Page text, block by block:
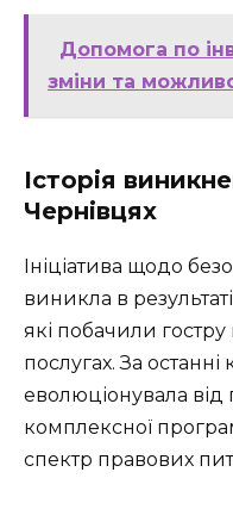
Допомога по
зміни та
Історія
Чернівцях
Ініціатива щодо
виникла в
які побачили гостру
послугах. За останні
еволюціонувала від
комплексної
спектр правових